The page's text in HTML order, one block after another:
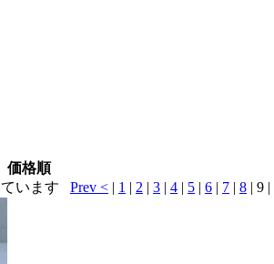
価格順
います
Prev < | 1 | 2 | 3 | 4 | 5 | 6 | 7 | 8 | 9 |